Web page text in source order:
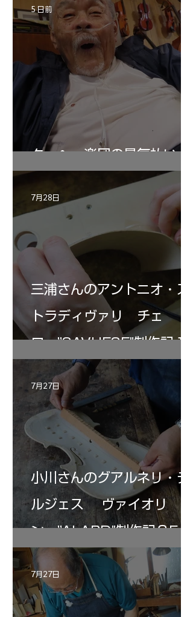
ターヘー楽団の暑気払い
5 日前
三浦さんのアントニオ・ス
トラディヴァリ チェ
ロ ”SAVUESE"制作記１2
7月28日
小川さんのグアルネリ・デ
ルジェス ヴァイオリ
ン ”ALARD"制作記３5
7月27日
7月27日